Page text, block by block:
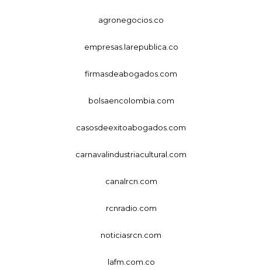
agronegocios.co
empresas.larepublica.co
firmasdeabogados.com
bolsaencolombia.com
casosdeexitoabogados.com
carnavalindustriacultural.com
canalrcn.com
rcnradio.com
noticiasrcn.com
lafm.com.co